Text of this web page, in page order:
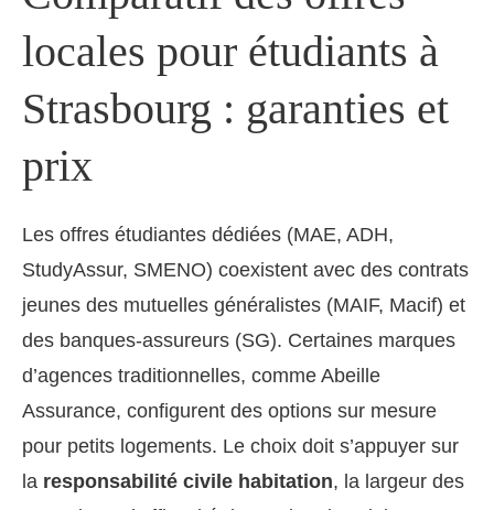
locales pour étudiants à
Strasbourg : garanties et
prix
Les offres étudiantes dédiées (MAE, ADH,
StudyAssur, SMENO) coexistent avec des contrats
jeunes des mutuelles généralistes (MAIF, Macif) et
des banques-assureurs (SG). Certaines marques
d’agences traditionnelles, comme Abeille
Assurance, configurent des options sur mesure
pour petits logements. Le choix doit s’appuyer sur
la responsabilité civile habitation, la largeur des